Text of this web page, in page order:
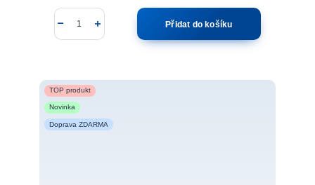
Přidat do košíku
TOP produkt
Novinka
Doprava ZDARMA